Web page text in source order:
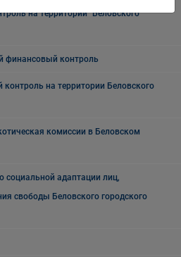
на территории "Беловского
финансовый контроль
на территории Беловского
комиссии в Беловском
социальной адаптации лиц,
свободы Беловского городского